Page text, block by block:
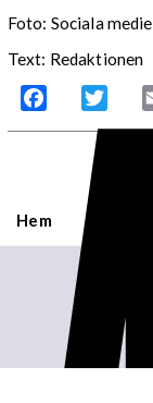
Foto: Sociala
Text: Redaktionen
Facebook
Hem Sverige